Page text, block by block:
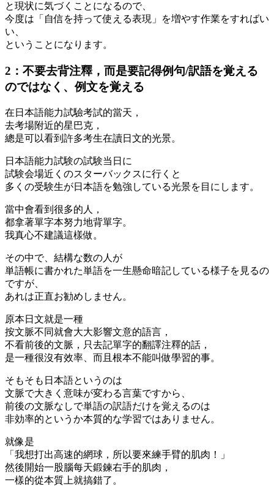
と現状に気づくことになるので、
今度は「自信を持って使える表現」を増やす作業をすればい
い、
ということになります。
2：不要去背注釋，而是要記得例句/訳語を覚える
のではなく、例文を覚える
在日本語能力試驗考試的當天，
去考場附近的星巴克，
總是可以看到許多考生在讀日文的光景。
日本語能力試験の試験当日に
試験会場近くのスターバックスに行くと
多くの受験生が日本語を勉強している光景を目にします。
當中會看到很多的人，
都拿著單字本努力地背單字。
我真心不建議這樣做。
その中で、結構な数の人が
単語帳に書かれた単語を一生懸命暗記している様子を見るの
ですが、
あれは正直お勧めしません。
原本日文就是一種
按文脈不同就會大大影響文意的語言，
不看前後的文脈，只去記單字的翻譯注釋的話，
是一種很沒有效率、而且根本不能叫做學習的事。
そもそも日本語というのは
文脈で大きく意味が変わる言葉ですから、
前後の文脈なしで単語の訳語だけを覚えるのは
非効率的というか本質的な学習ではありません。
就像是
「我想打出高速的網球，所以要來練手臂的肌肉！」
然後開始一股腦每天鍛鍊右手的肌肉，
一樣的從本質上就搞錯了。